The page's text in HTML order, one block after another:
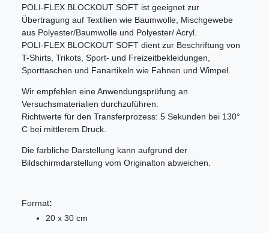
POLI-FLEX BLOCKOUT SOFT ist geeignet zur
Übertragung auf Textilien wie Baumwolle, Mischgewebe
aus Polyester/Baumwolle und Polyester/ Acryl.
POLI-FLEX BLOCKOUT SOFT dient zur Beschriftung von
T-Shirts, Trikots, Sport- und Freizeitbekleidungen,
Sporttaschen und Fanartikeln wie Fahnen und Wimpel.
Wir empfehlen eine Anwendungsprüfung an
Versuchsmaterialien durchzuführen.
Richtwerte für den Transferprozess: 5 Sekunden bei 130°
C bei mittlerem Druck.
Die farbliche Darstellung kann aufgrund der
Bildschirmdarstellung vom Originalton abweichen.
Format:
20 x 30 cm